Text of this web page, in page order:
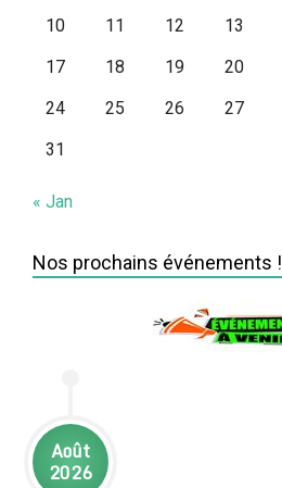
10
11 12 13
17
18 19 20
24
25 26 27
31
« Jan
Nos prochains événements !
Août
2026